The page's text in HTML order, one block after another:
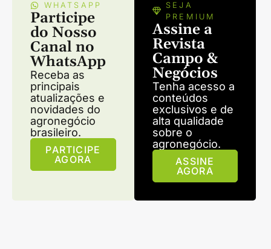
WHATSAPP
Participe
do Nosso
Canal no
WhatsApp
Receba as
principais
atualizações e
novidades do
agronegócio
brasileiro.
PARTICIPE
AGORA
SEJA
PREMIUM
Assine a
Revista
Campo &
Negócios
Tenha acesso a
conteúdos
exclusivos e de
alta qualidade
sobre o
agronegócio.
ASSINE
AGORA